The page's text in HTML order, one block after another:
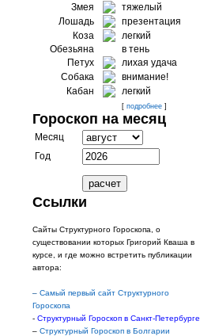
Змея
тяжелый
Лошадь
презентация
Коза
легкий
Обезьяна
в тень
Петух
лихая удача
Собака
внимание!
Кабан
легкий
[ подробнее ]
Гороскоп на месяц
Месяц
Год
Ссылки
Сайты Структурного Гороскопа, о
существовании которых Григорий Кваша в
курсе, и где можно встретить публикации
автора:
– Самый первый сайт Структурного
Гороскопа
- Структурный Гороскоп в Санкт-Петербурге
– Структурный Гороскоп в Болгарии